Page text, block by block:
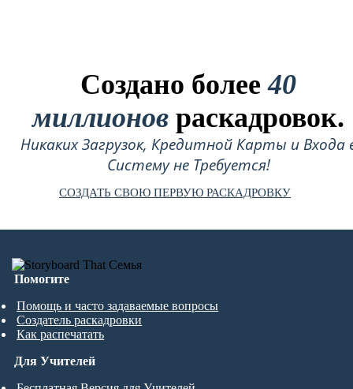
Создано более40
миллионов раскадровок.
Никаких Загрузок, Кредитной Карты и Входа
Систему не Требуется!
СОЗДАТЬ СВОЮ ПЕРВУЮ РАСКАДРОВКУ
Помогите
Помощь и часто задаваемые вопросы
Создатель раскадровки
Как распечатать
Для Учителей